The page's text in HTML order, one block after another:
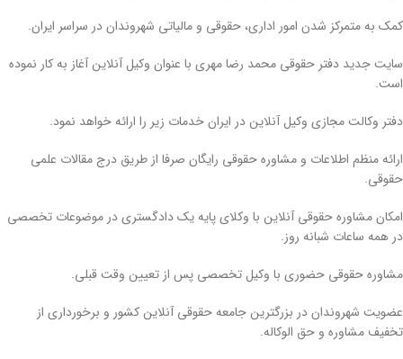
کمک به متمرکز شدن امور اداری، حقوقی و مالیاتی شهروندان در سراسر ایران.
سایت جدید دفتر حقوقی محمد رضا مهری با عنوان وکیل آنلاین آغاز به کار نموده
است.
دفتر وکالت مجازی وکیل آنلاین در ایران خدمات زیر را ارائه خواهد نمود.
ارائه منظم اطلاعات و مشاوره حقوقی رایگان صرفا از طریق درج مقالات علمی
حقوقی.
امکان مشاوره حقوقی آنلاین با وکلای پایه یک دادگستری در موضوعات تخصصی
در همه ساعات شبانه روز.
مشاوره حقوقی حضوری با وکیل تخصصی پس از تعیین وقت قبلی.
عضویت شهروندان در بزرگترین جامعه حقوقی آنلاین کشور و برخورداری از
تخفیف مشاوره و حق الوکاله.